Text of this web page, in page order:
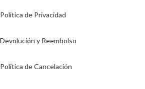
Politica de Privacidad
Devolución y Reembolso
Política de Cancelación